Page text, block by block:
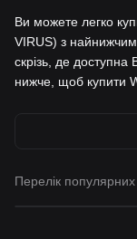
Ви можете легко
VIRUS) з
скрізь, де доступна
нижче, щоб купити
Перелік популярних